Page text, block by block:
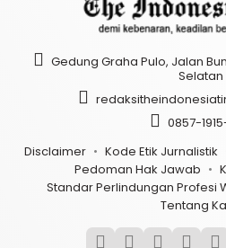
Gedung Graha Pulo, Jalan
Selatan
0857-
Disclaimer
Kode Etik Jurnalistik
Pedoman Hak Jawab
Standar Perlindungan Profesi
Tentang